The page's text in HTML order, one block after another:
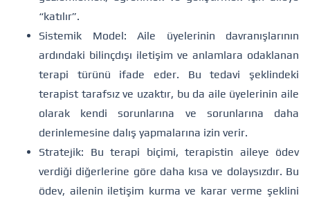
“katılır”.
Sistemik Model: Aile üyelerinin davranışlarının
ardındaki bilinçdışı iletişim ve anlamlara odaklanan
terapi türünü ifade eder. Bu tedavi şeklindeki
terapist tarafsız ve uzaktır, bu da aile üyelerinin aile
olarak kendi sorunlarına ve sorunlarına daha
derinlemesine dalış yapmalarına izin verir.
Stratejik: Bu terapi biçimi, terapistin aileye ödev
verdiği diğerlerine göre daha kısa ve dolaysızdır. Bu
ödev, ailenin iletişim kurma ve karar verme şeklini